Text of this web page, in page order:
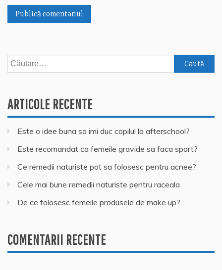
Caută
după:
ARTICOLE RECENTE
Este o idee buna sa imi duc copilul la afterschool?
Este recomandat ca femeile gravide sa faca sport?
Ce remedii naturiste pot sa folosesc pentru acnee?
Cele mai bune remedii naturiste pentru raceala
De ce folosesc femeile produsele de make up?
COMENTARII RECENTE